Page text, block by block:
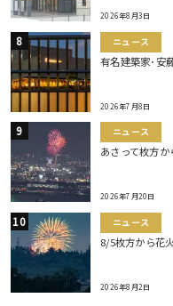
2026年8月3日
ニュース
有名建築家･安
2026年7月8日
ニュース
あさって枚方
2026年7月20日
ニュース
8/5枚方から花
2026年8月2日